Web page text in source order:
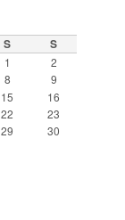
S S
1
2
8
9
15
16
22
23
29
30